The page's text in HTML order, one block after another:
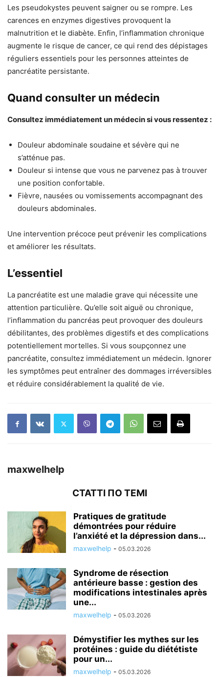
Les pseudokystes peuvent saigner ou se rompre. Les
carences en enzymes digestives provoquent la
malnutrition et le diabète. Enfin, l’inflammation chronique
augmente le risque de cancer, ce qui rend des dépistages
réguliers essentiels pour les personnes atteintes de
pancréatite persistante.
Quand consulter un médecin
Consultez immédiatement un médecin si vous ressentez :
Douleur abdominale soudaine et sévère qui ne
s’atténue pas.
Douleur si intense que vous ne parvenez pas à trouver
une position confortable.
Fièvre, nausées ou vomissements accompagnant des
douleurs abdominales.
Une intervention précoce peut prévenir les complications
et améliorer les résultats.
L’essentiel
La pancréatite est une maladie grave qui nécessite une
attention particulière. Qu’elle soit aiguë ou chronique,
l’inflammation du pancréas peut provoquer des douleurs
débilitantes, des problèmes digestifs et des complications
potentiellement mortelles. Si vous soupçonnez une
pancréatite, consultez immédiatement un médecin. Ignorer
les symptômes peut entraîner des dommages irréversibles
et réduire considérablement la qualité de vie.
maxwelhelp
СТАТТІ ПО ТЕМІ
Pratiques de gratitude
démontrées pour réduire
l’anxiété et la dépression dans...
maxwelhelp - 05.03.2026
Syndrome de résection
antérieure basse : gestion des
modifications intestinales après
une...
maxwelhelp - 05.03.2026
Démystifier les mythes sur les
protéines : guide du diététiste
pour un...
maxwelhelp - 05.03.2026